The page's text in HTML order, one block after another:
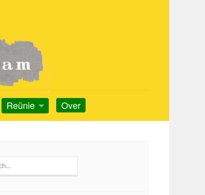
Reünie Over